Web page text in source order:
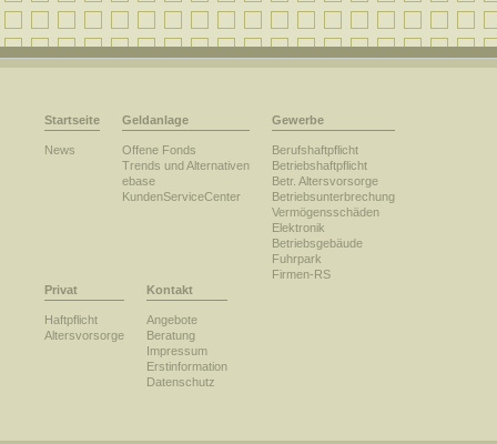
Startseite
News
Geldanlage
Offene Fonds
Trends und Alternativen
ebase
KundenServiceCenter
Gewerbe
Berufshaftpflicht
Betriebshaftpflicht
Betr. Altersvorsorge
Betriebsunterbrechung
Vermögensschäden
Elektronik
Betriebsgebäude
Fuhrpark
Firmen-RS
Privat
Haftpflicht
Altersvorsorge
Kontakt
Angebote
Beratung
Impressum
Erstinformation
Datenschutz